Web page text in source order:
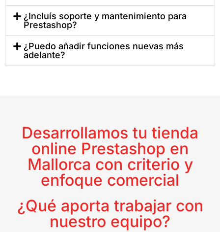
¿Incluís soporte y mantenimiento para
Prestashop?
¿Puedo añadir funciones nuevas más
adelante?
Desarrollamos tu tienda
online Prestashop en
Mallorca con criterio y
enfoque comercial
¿Qué aporta trabajar con
nuestro equipo?